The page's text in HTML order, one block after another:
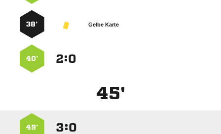
Gelbe Karte
38’
:
40’
45'
:
49’